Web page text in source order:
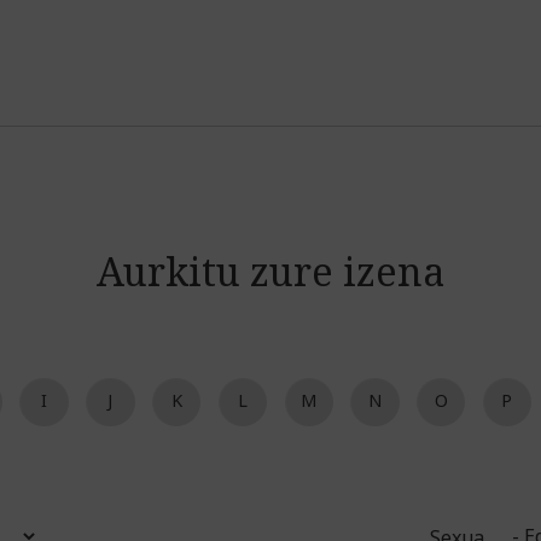
Aurkitu zure izena
I J K L M N O P